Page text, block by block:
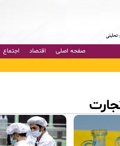
صفحه اصلی اقتصاد اجتماع